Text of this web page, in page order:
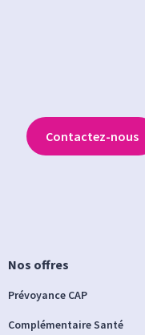
Nos offres
Prévoyance CAP
Complémentaire Santé
Contactez-nous